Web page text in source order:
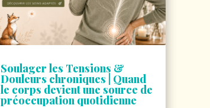
Soulager les Tensions &
Douleurs chroniques | Quand
le corps devient une source de
préoccupation quotidienne